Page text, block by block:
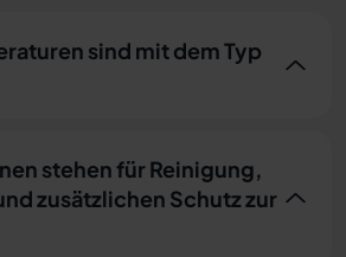
sind mit dem Typ
stehen für Reinigung,
zusätzlichen Schutz zur